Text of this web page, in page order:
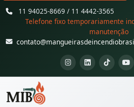
11 94025-8669 / 11 4442-3565
Telefone fixo temporariamente
manutenção